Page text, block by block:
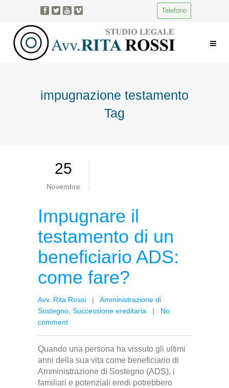
Telefono
impugnazione testamento
Tag
25
Novembre
Impugnare il
testamento di un
beneficiario ADS:
come fare?
Avv. Rita Rossi | Amministrazione di
Sostegno Successione ereditaria | No
comment
Quando una persona ha vissuto gli ultimi
anni della sua vita come beneficiario di
Amministrazione di Sostegno (ADS), i
familiari e potenziali eredi potrebbero